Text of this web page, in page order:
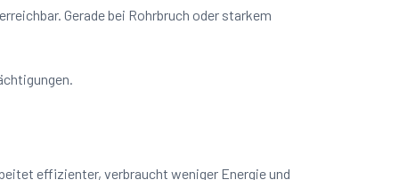
Gerade bei Rohrbruch oder starkem
effizienter, verbraucht weniger Energie und